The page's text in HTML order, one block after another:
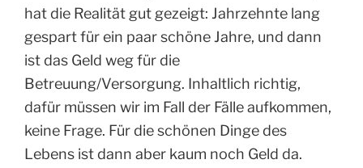
hat die Realität gut gezeigt: Jahrzehnte lang
gespart für ein paar schöne Jahre, und dann
ist das Geld weg für die
Betreuung/Versorgung. Inhaltlich richtig,
dafür müssen wir im Fall der Fälle aufkommen,
keine Frage. Für die schönen Dinge des
Lebens ist dann aber kaum noch Geld da.